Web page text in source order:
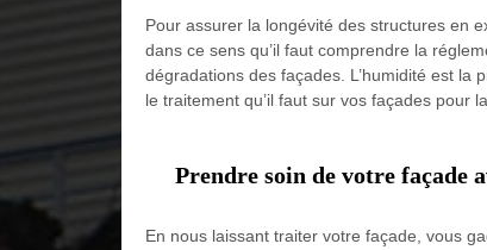
Pour assurer la longévité des structures en
dans ce sens qu’il faut comprendre la
dégradations des façades. L’humidité est la
le traitement qu’il faut sur vos façades pour
Prendre soin de votre façade
En nous laissant traiter votre façade, vous